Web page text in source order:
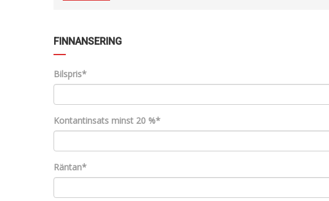
FINNANSERING
Bilspris*
Kontantinsats minst 20 %*
Räntan*